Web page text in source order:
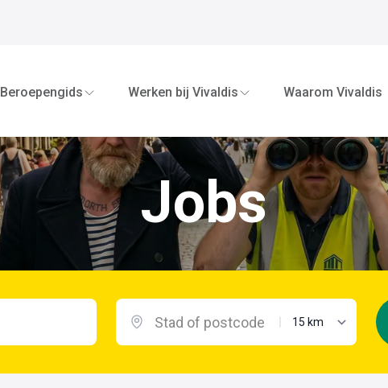
Beroepengids Werken bij Vivaldis Waarom Vivaldis
Jobs
maximale afstand